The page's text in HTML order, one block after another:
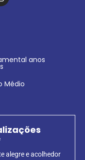
anos
Médio
alegre e acolhedor